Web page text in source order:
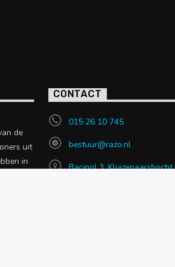
de
uit
in
CONTACT
015 26 10 745
bestuur@razo.nl
Bacinol 3, Kluizenaarsbocht